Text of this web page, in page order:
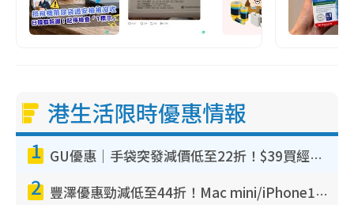
港生活限時優惠情報
1 GU優惠｜手袋突發減價低至22折！$39買經典波士頓包/餃子袋！飾物同步減價$29起！
2 豐澤優惠勁減低至44折！Mac mini/iPhone17Pro大減價！廚房家電$220起